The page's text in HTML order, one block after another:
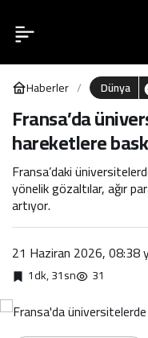
Haberler Dünya
Fransa’da
hareketlere
Fransa’daki
yönelik gözaltılar, ağır
artıyor.
21 Haziran 2026, 08:38
1dk, 31sn 31
Fransa’da
Filistin yanlısı
baskı